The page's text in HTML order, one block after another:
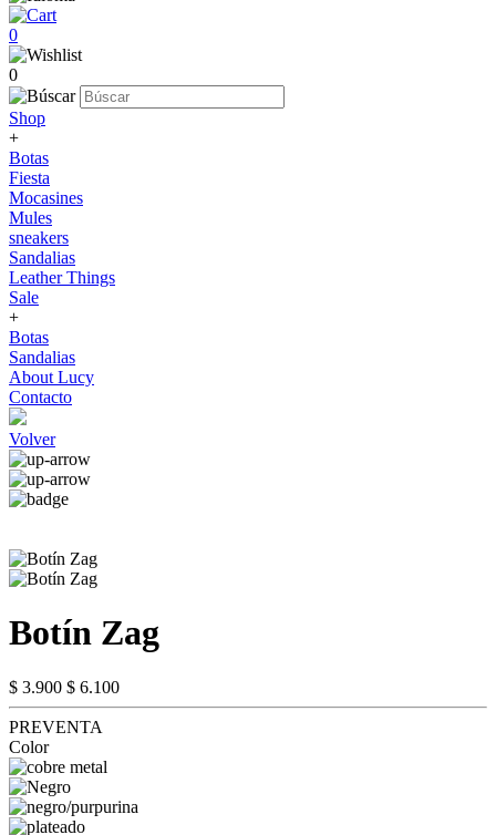
0
0
Shop
+
Botas
Fiesta
Mocasines
Mules
sneakers
Sandalias
Leather Things
Sale
+
Botas
Sandalias
About Lucy
Contacto
Volver
Botín Zag
$ 3.900 $ 6.100
PREVENTA
Color